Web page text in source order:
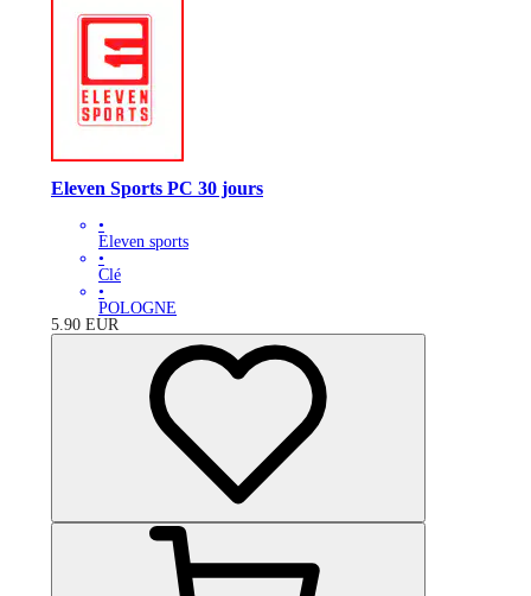
Eleven Sports PC 30 jours
•
Eleven sports
•
Clé
•
POLOGNE
5.90 EUR